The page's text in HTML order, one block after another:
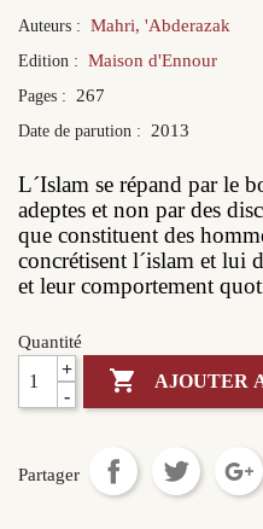
Auteurs : Mahri, 'Abderazak
Edition : Maison d'Ennour
Pages : 267
Date de parution : 2013
L´Islam se répand par le
adeptes et non par des
que constituent des
concrétisent l´islam et lui
et leur comportement
Quantité
+
 AJOUTER
Partager